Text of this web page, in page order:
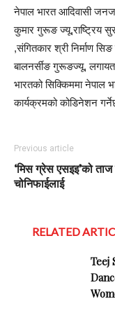
नेपाल भारत आदिवासी
कुमार गुरूङ ज्यू,राष्ट्रिय
,संगितकार श्री निर्माण
बालनर्सीङ गुरूङज्यू,
भारतको सिक्किममा नेपाल
कार्यक्रमको कोडिनेशन
Previous article
‘मिस ग्रेस एसइइ’को ताज
चोनिफाईलाई
RELATED
Teej